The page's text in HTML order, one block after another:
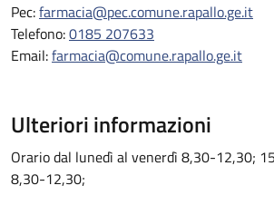
Pec:farmacia@pec.comune.rapallo.ge.it
Telefono:0185 207633
Email:farmacia@comune.rapallo.ge.it
Ulteriori informazioni
Orario dal lunedì al venerdì 8,30-12,30;
8,30-12,30;